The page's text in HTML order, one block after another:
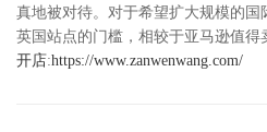
真地被对待。对于希望扩大规模的国
英国站点的门槛，相较于亚马逊值得
开店:https://www.zanwenwang.com/